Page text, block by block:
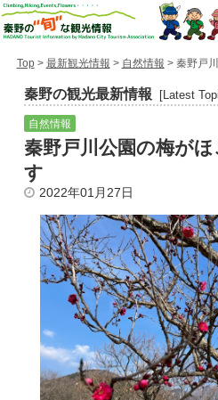
Top> 最新観光情報 > 自然情報 > 秦野戸
秦野の観光最新情報 [Latest
自然情報
秦野戸川公園の梅が
す
2022年01月27日